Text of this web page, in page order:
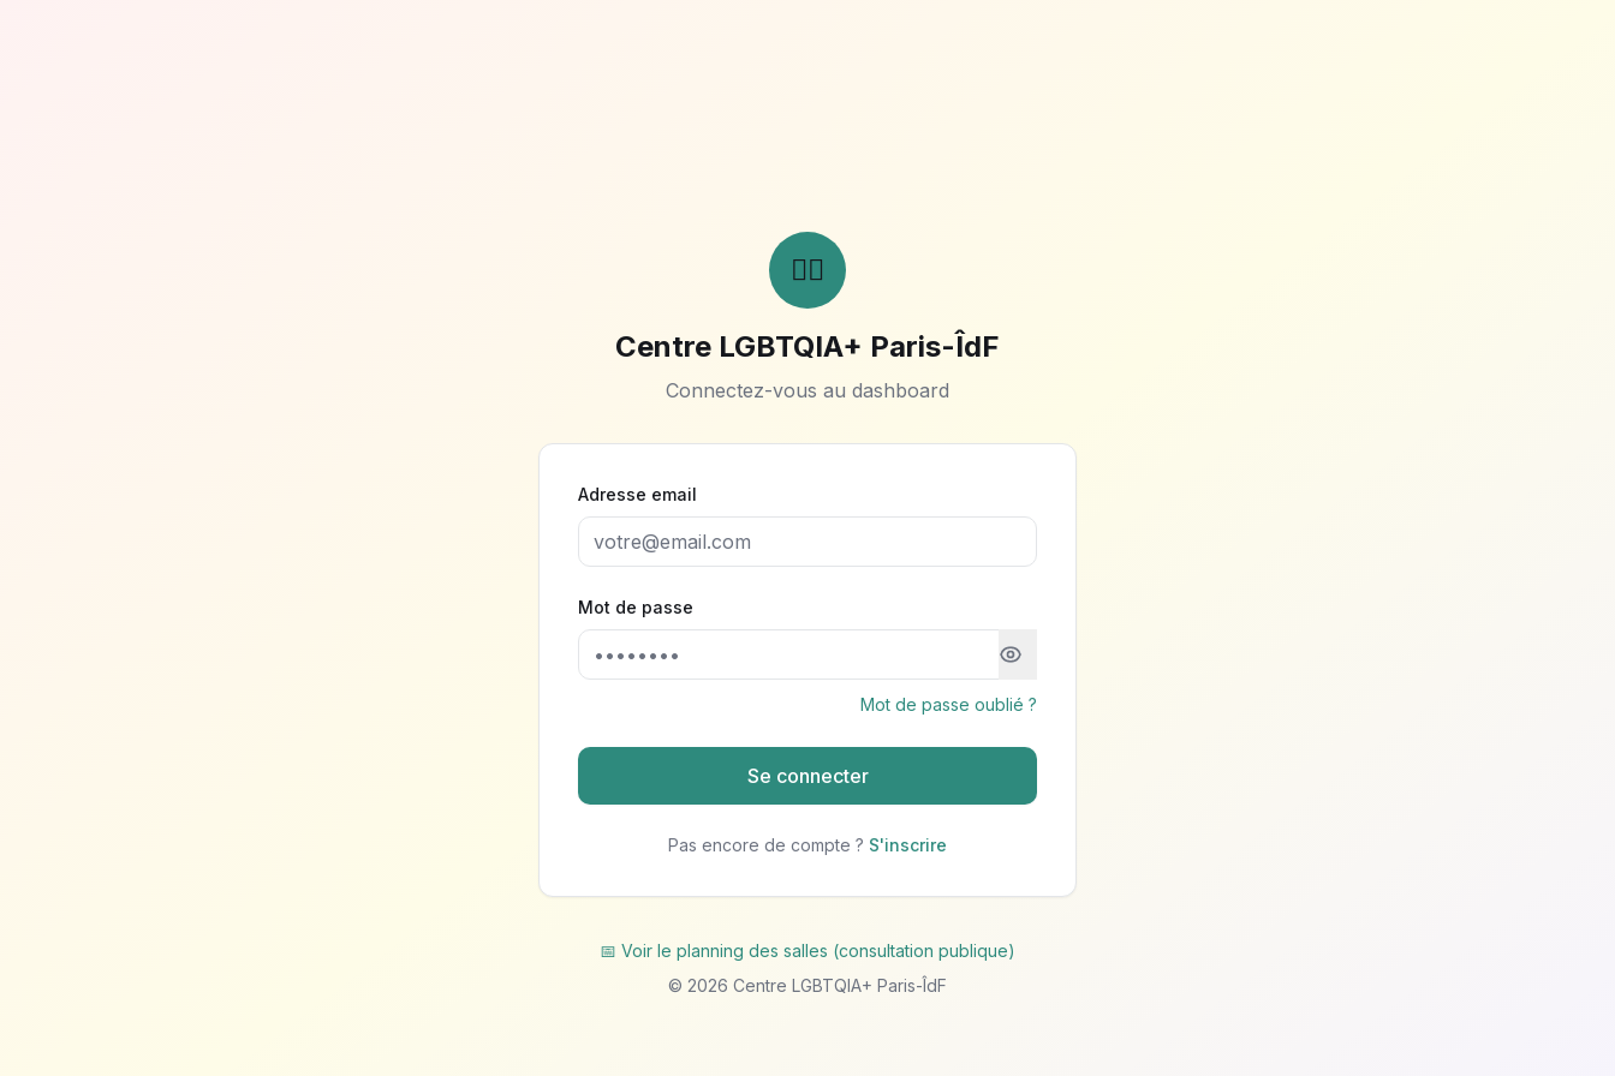
🏳️‍🌈
Centre LGBTQIA+ Paris-ÎdF
Connectez-vous au dashboard
Adresse email
Mot de passe
Mot de passe oublié ?
Se connecter
Pas encore de compte ? S'inscrire
📅 Voir le planning des salles (consultation publique)
© 2026 Centre LGBTQIA+ Paris-ÎdF